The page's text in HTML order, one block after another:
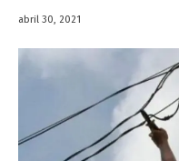
abril 30, 2021